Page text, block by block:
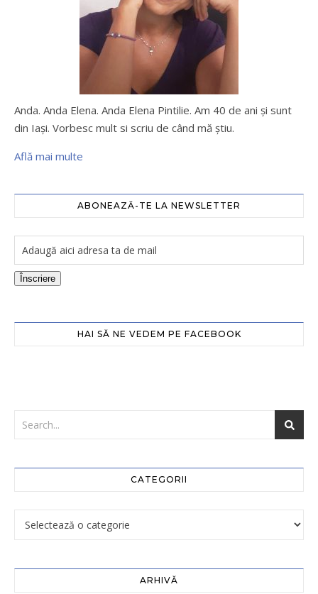
Anda. Anda Elena. Anda Elena Pintilie. Am 40 de ani şi sunt
din Iaşi. Vorbesc mult si scriu de când mă ştiu.
Află mai multe
ABONEAZĂ-TE LA NEWSLETTER
Înscriere
HAI SĂ NE VEDEM PE FACEBOOK
CATEGORII
ARHIVĂ